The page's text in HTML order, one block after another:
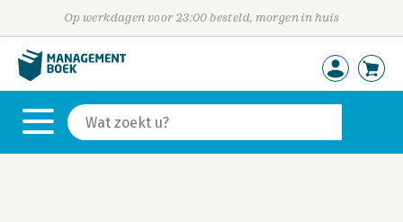
Op werkdagen voor 23:00 besteld, morgen in huis